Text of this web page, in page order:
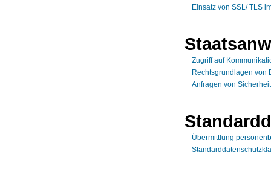
Einsatz von SSL/ TLS
Zugriff auf
Rechtsgrundlagen von
Anfragen von
Übermittlung